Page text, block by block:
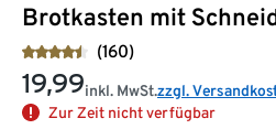
Brotkasten mit
(160)
19,99inkl. MwSt.zzgl.
Zur Zeit nicht verfügbar